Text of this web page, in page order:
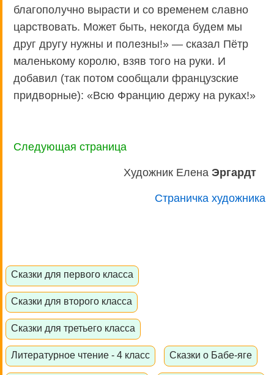
благополучно вырасти и со временем славно
царствовать. Может быть, некогда будем мы
друг другу нужны и полезны!» — сказал Пётр
маленькому королю, взяв того на руки. И
добавил (так потом сообщали французские
придворные): «Всю Францию держу на руках!»
Следующая страница
Художник Елена Эргардт
Страничка художника
Сказки для первого класса
Сказки для второго класса
Сказки для третьего класса
Литературное чтение - 4 класс Сказки о Бабе-яге